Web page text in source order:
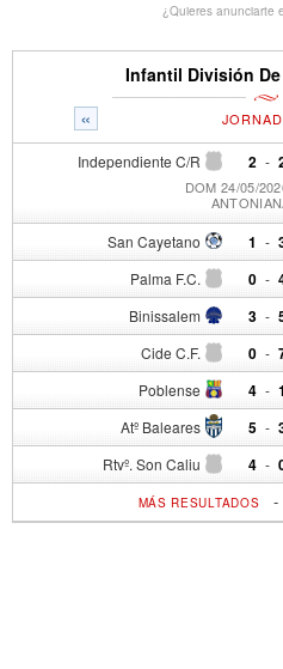
¿Quieres anunciarte
Infantil División
«
Independiente C/R 2 -
DOM 24/05/
San Cayetano 1 -
Palma F.C. 0 -
Binissalem 3 -
Cide C.F. 0 -
Poblense 4 - 1
Atº Baleares 5 -
Rtvº. Son Caliu 4 -
MÁS RESULTADOS